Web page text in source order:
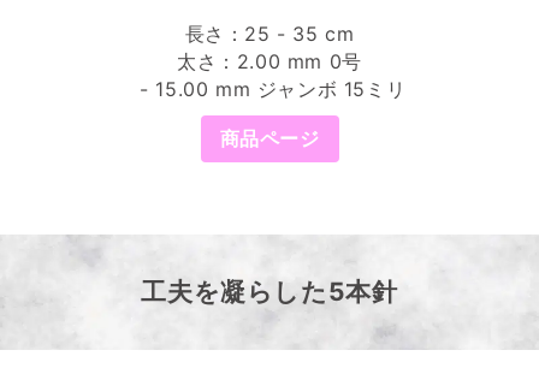
長さ：25 - 35 cm
太さ：2.00 mm 0号
- 15.00 mm ジャンボ 15ミリ
商品ページ
工夫を凝らした5本針